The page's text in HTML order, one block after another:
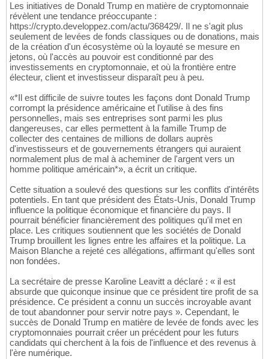
Les initiatives de Donald Trump en matière de cryptomonnaie
révèlent une tendance préoccupante :
https://crypto.developpez.com/actu/368429/. Il ne s'agit plus
seulement de levées de fonds classiques ou de donations, mais
de la création d'un écosystème où la loyauté se mesure en
jetons, où l'accès au pouvoir est conditionné par des
investissements en cryptomonnaie, et où la frontière entre
électeur, client et investisseur disparaît peu à peu.
«*Il est difficile de suivre toutes les façons dont Donald Trump
corrompt la présidence américaine et l'utilise à des fins
personnelles, mais ses entreprises sont parmi les plus
dangereuses, car elles permettent à la famille Trump de
collecter des centaines de millions de dollars auprès
d'investisseurs et de gouvernements étrangers qui auraient
normalement plus de mal à acheminer de l'argent vers un
homme politique américain*», a écrit un critique.
Cette situation a soulevé des questions sur les conflits d'intérêts
potentiels. En tant que président des États-Unis, Donald Trump
influence la politique économique et financière du pays. Il
pourrait bénéficier financièrement des politiques qu'il met en
place. Les critiques soutiennent que les sociétés de Donald
Trump brouillent les lignes entre les affaires et la politique. La
Maison Blanche a rejeté ces allégations, affirmant qu'elles sont
non fondées.
La secrétaire de presse Karoline Leavitt a déclaré : « il est
absurde que quiconque insinue que ce président tire profit de sa
présidence. Ce président a connu un succès incroyable avant
de tout abandonner pour servir notre pays ». Cependant, le
succès de Donald Trump en matière de levée de fonds avec les
cryptomonnaies pourrait créer un précédent pour les futurs
candidats qui cherchent à la fois de l'influence et des revenus à
l'ère numérique.